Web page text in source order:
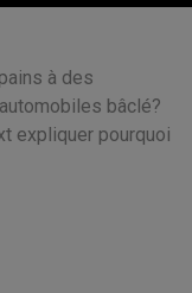
à des
bâclé?
expliquer pourquoi